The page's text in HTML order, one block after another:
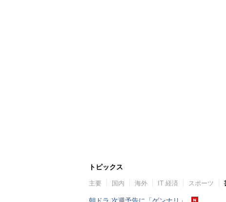
トピックス
主要 国内 海外 IT 経済 スポーツ
朝ドラ 次週予告に「ゲンナリ」